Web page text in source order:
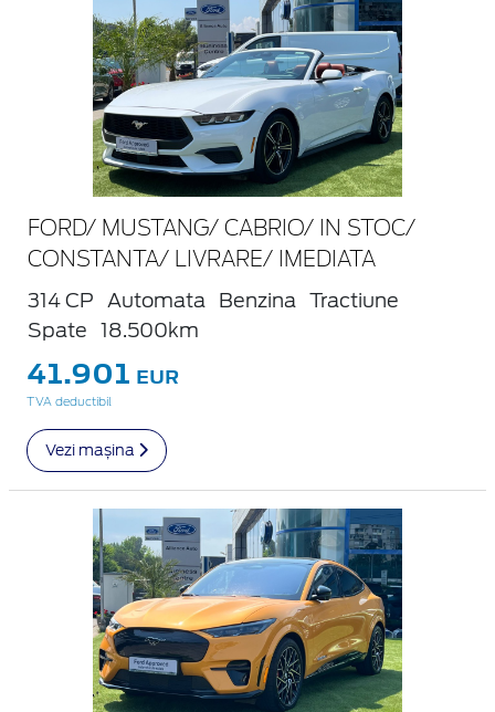
FORD/ MUSTANG/ CABRIO/ IN STOC/
CONSTANTA/ LIVRARE/ IMEDIATA
314 CP Automata Benzina
Tractiune
Spate
18.500km
41.901 EUR
TVA deductibil
Vezi mașina